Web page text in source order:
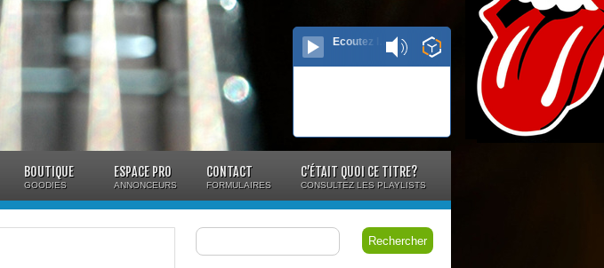
Ecoutez le direct...
BOUTIQUE
GOODIES
ESPACE PRO
ANNONCEURS
CONTACT
FORMULAIRES
C’ÉTAIT QUOI CE TITRE?
CONSULTEZ LES PLAYLISTS